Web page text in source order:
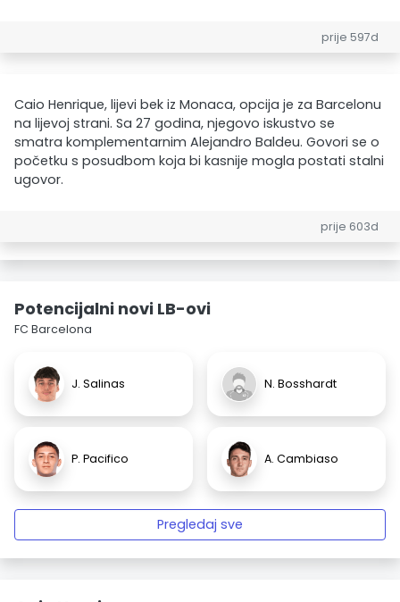
prije 597d
Caio Henrique, lijevi bek iz Monaca, opcija je za Barcelonu
na lijevoj strani. Sa 27 godina, njegovo iskustvo se
smatra komplementarnim Alejandro Baldeu. Govori se o
početku s posudbom koja bi kasnije mogla postati stalni
ugovor.
prije 603d
Potencijalni novi LB-ovi
FC Barcelona
J. Salinas N. Bosshardt
P. Pacifico A. Cambiaso
Pregledaj sve